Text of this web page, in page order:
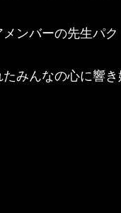
ンバーの先生パク
みんなの心に響き